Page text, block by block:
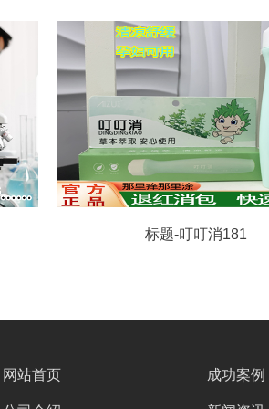
标题-叮叮消181
网站首页 成功案例